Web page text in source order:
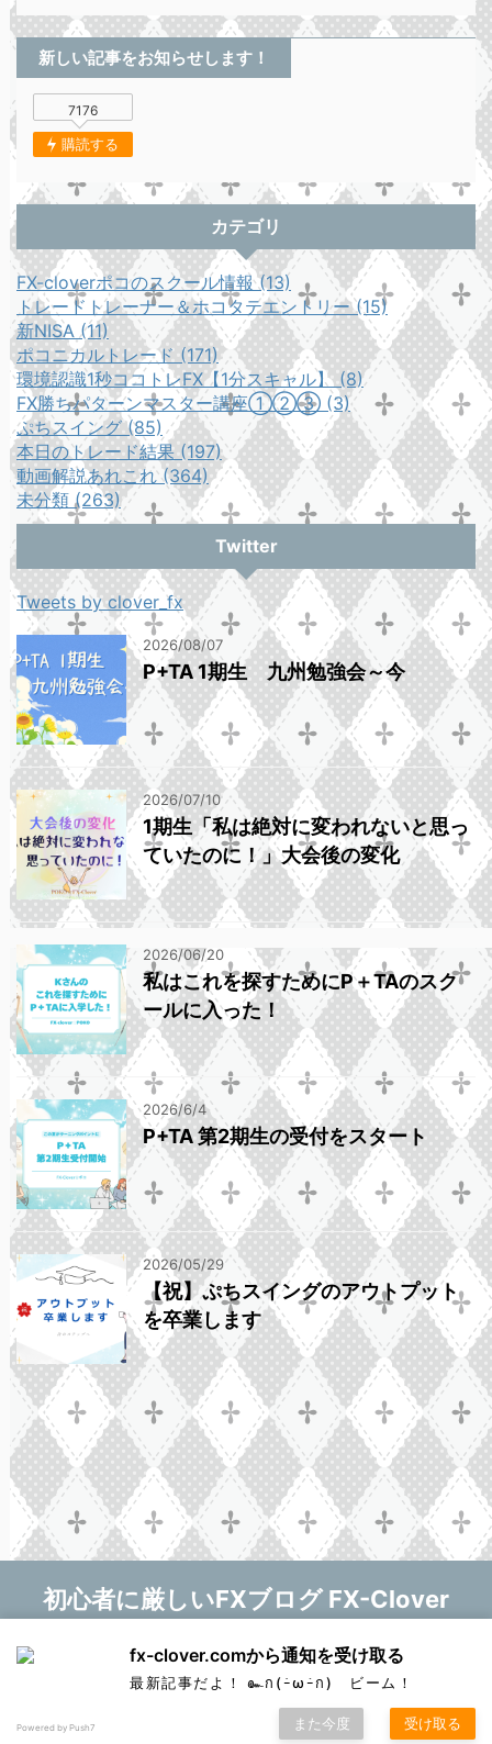
新しい記事をお知らせします！
7176
購読する
カテゴリ
FX-cloverポコのスクール情報 (13)
トレードトレーナー＆ホコタテエントリー (15)
新NISA (11)
ポコニカルトレード (171)
環境認識1秒ココトレFX【1分スキャル】 (8)
FX勝ちパターンマスター講座①②③ (3)
ぷちスイング (85)
本日のトレード結果 (197)
動画解説あれこれ (364)
未分類 (263)
Twitter
Tweets by clover_fx
2026/08/07
P+TA 1期生 九州勉強会～今
2026/07/10
1期生「私は絶対に変われないと思っ
ていたのに！」大会後の変化
2026/06/20
私はこれを探すためにP＋TAのスク
ールに入った！
2026/6/4
P+TA 第2期生の受付をスタート
2026/05/29
【祝】ぷちスイングのアウトプット
を卒業します
初心者に厳しいFXブログ FX-Clover
新しい記事をお知らせします！
7176
Copyright© 初心者に厳しいFXブログ FX-Clover ,
fx-clover.comから通知を受け取る
最新記事だよ！ ๛ก(ｰ̀ωｰ́ก) ビーム！
Powered by Push7 また今度 受け取る